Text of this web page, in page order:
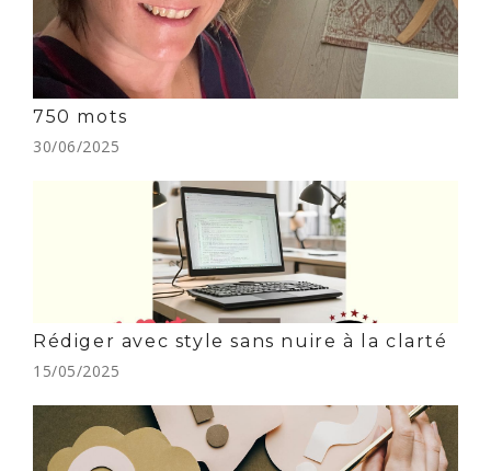
750 mots
30/06/2025
Rédiger avec style sans nuire à la clarté
15/05/2025